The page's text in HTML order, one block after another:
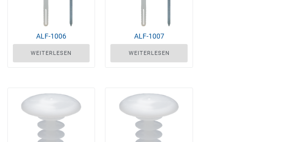
ALF-1006
WEITERLESEN
ALF-1007
WEITERLESEN